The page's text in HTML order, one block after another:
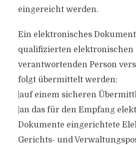
eingereicht werden.
Ein elektronisches
qualifizierten elektronischen
verantwortenden Person
folgt übermittelt werden:
|auf einem sicheren
|an das für den Empfang
Dokumente eingerichtete
Gerichts- und